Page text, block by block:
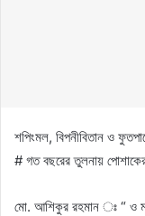
শপিংমল, বিপনীবিতান ও
# গত বছরের তুলনায়
মো. আশিকুর রহমান ঃ “ ও